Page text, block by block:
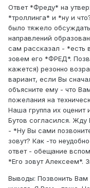
Ответ *Фреду* на
*троллинга* и *ну и
было тяжело
направлений
сам рассказал - *есть
зовем его *ФРЕД*.
кажется) резонно
вариант, если Вы
объясните ему - что
пожелания на
Наша группа их
Бутов согласился. Жду
- *Ну Вы сами
зовут? Как -то
ответ - обещание
*Его зовут Алексеем*.
Выводы: Позвонить